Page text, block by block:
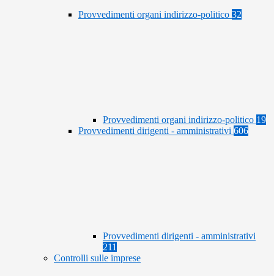
Provvedimenti organi indirizzo-politico 32
Provvedimenti organi indirizzo-politico 19
Provvedimenti dirigenti - amministrativi 606
Provvedimenti dirigenti - amministrativi
211
Controlli sulle imprese